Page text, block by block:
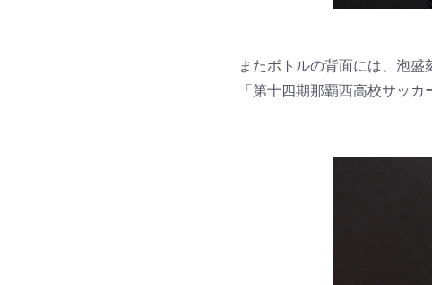
またボトルの背面には、泡
「第十四期那覇西高校サッ